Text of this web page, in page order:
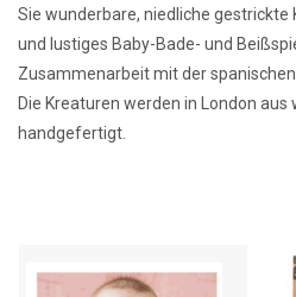
Sie wunderbare, niedliche gestrickte
und lustiges Baby-Bade- und
Zusammenarbeit mit der
Die Kreaturen werden in London
handgefertigt.